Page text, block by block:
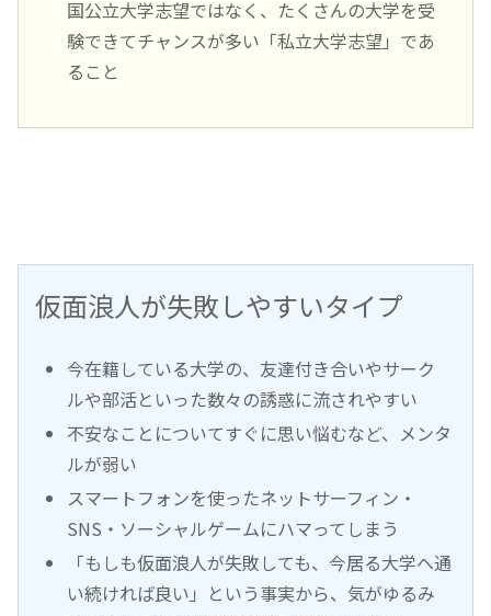
国公立大学志望ではなく、たくさんの大学を受
験できてチャンスが多い「私立大学志望」であ
ること
仮面浪人が失敗しやすいタイプ
今在籍している大学の、友達付き合いやサーク
ルや部活といった数々の誘惑に流されやすい
不安なことについてすぐに思い悩むなど、メンタ
ルが弱い
スマートフォンを使ったネットサーフィン・
SNS・ソーシャルゲームにハマってしまう
「もしも仮面浪人が失敗しても、今居る大学へ通
い続ければ良い」という事実から、気がゆるみ